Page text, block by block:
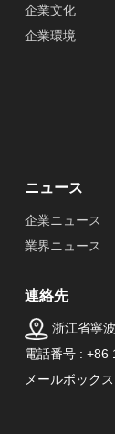
企業文化
企業環境
ニュース
企業ニュース
業界ニュース
連絡先
浙江省寧
電話番号 : +86
メールボック